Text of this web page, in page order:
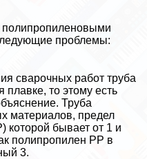
полипропиленовыми
проблемы:
сварочных работ труба
плавке, то этому есть
Труба
материалов, предел
которой бывает от 1 и
полипропилен РР в
3.